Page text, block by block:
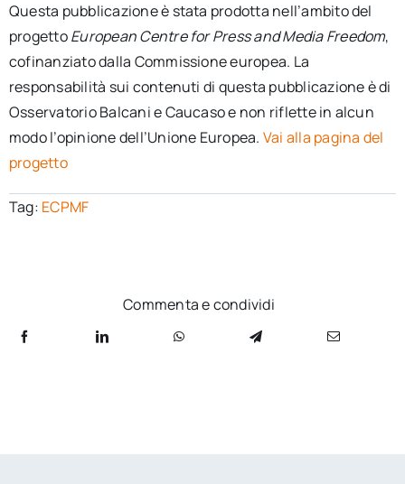
Questa pubblicazione è stata prodotta nell’ambito del
progettoEuropean Centre for Press and Media Freedom,
cofinanziato dalla Commissione europea. La
responsabilità sui contenuti di questa pubblicazione è di
Osservatorio Balcani e Caucaso e non riflette in alcun
modo l’opinione dell’Unione Europea. Vai alla pagina del
progetto
Tag: ECPMF
Commenta e condividi